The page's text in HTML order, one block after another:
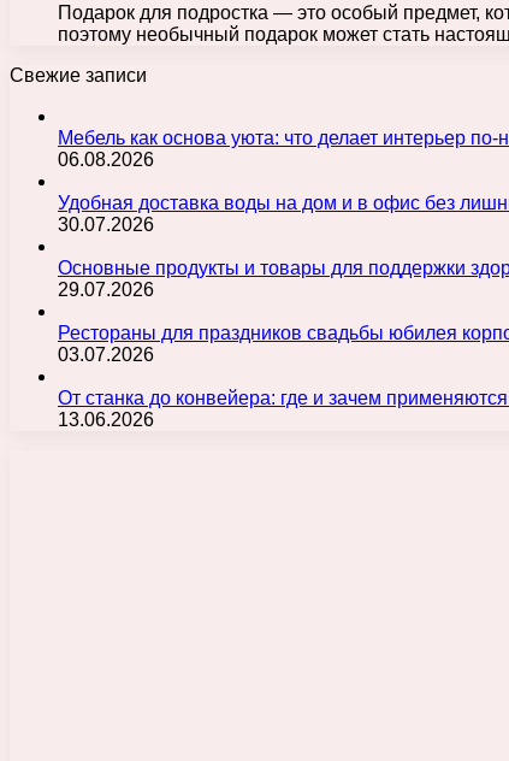
Подарок для подростка — это особый предмет,
поэтому необычный подарок может стать
Свежие записи
Мебель как основа уюта: что делает интерьер
06.08.2026
Удобная доставка воды на дом и в офис без
30.07.2026
Основные продукты и товары для поддержки
29.07.2026
Рестораны для праздников свадьбы юбилея
03.07.2026
От станка до конвейера: где и зачем
13.06.2026